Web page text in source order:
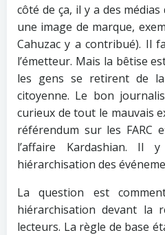
côté de ça, il y a des
une image de marque,
Cahuzac y a contribué). Il
l’émetteur. Mais la bêtise
les gens se retirent de
citoyenne. Le bon
curieux de tout le mauvais
référendum sur les FARC
l’affaire Kardashian. Il
hiérarchisation des
La question est
hiérarchisation devant la
lecteurs. La règle de base